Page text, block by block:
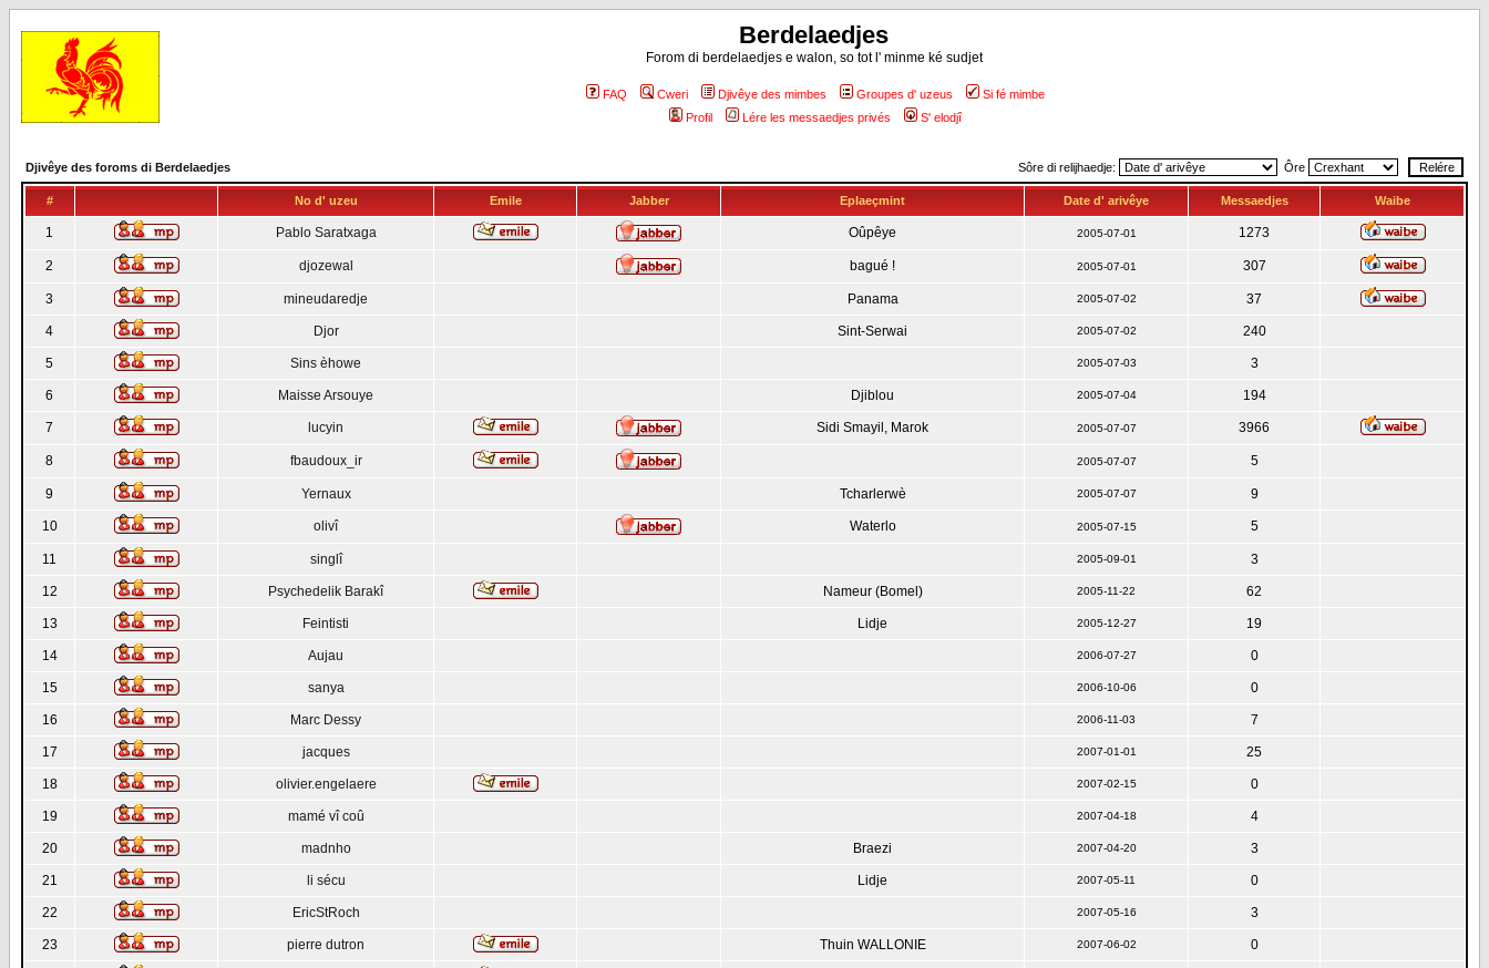
Berdelaedjes
Forom di berdelaedjes e walon, so tot l' minme ké sudjet
FAQ Cweri Djivêye des mimbes Groupes d' uzeus
Si fé mimbe
Profil
Lére les messaedjes privés S' elodjî
Djivêye des foroms di Berdelaedjes Sôre di relijhaedje: Ôre
# No d' uzeu Emile Jabber Eplaeçmint Date d' arivêye Messaedjes Waibe
1 Pablo Saratxaga Oûpêye 2005-07-01 1273
2 djozewal bagué ! 2005-07-01 307
3 mineudaredje Panama 2005-07-02 37
4 Djor Sint-Serwai 2005-07-02 240
5 Sins èhowe 2005-07-03 3
6 Maisse Arsouye Djiblou 2005-07-04 194
7 lucyin Sidi Smayil, Marok 2005-07-07 3966
8 fbaudoux_ir 2005-07-07 5
9 Yernaux Tcharlerwè 2005-07-07 9
10 olivî Waterlo 2005-07-15 5
11 singlî 2005-09-01 3
12 Psychedelik Barakî Nameur (Bomel) 2005-11-22 62
13 Feintisti Lidje 2005-12-27 19
14 Aujau 2006-07-27 0
15 sanya 2006-10-06 0
16 Marc Dessy 2006-11-03 7
17 jacques 2007-01-01 25
18 olivier.engelaere 2007-02-15 0
19 mamé vî coû 2007-04-18 4
20 madnho Braezi 2007-04-20 3
21 li sécu Lidje 2007-05-11 0
22 EricStRoch 2007-05-16 3
23 pierre dutron Thuin WALLONIE 2007-06-02 0